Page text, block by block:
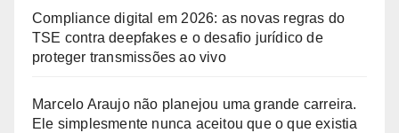
Compliance digital em 2026: as novas regras do
TSE contra deepfakes e o desafio jurídico de
proteger transmissões ao vivo
Marcelo Araujo não planejou uma grande carreira.
Ele simplesmente nunca aceitou que o que existia